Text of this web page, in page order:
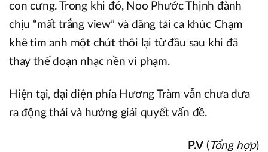
con cưng. Trong khi đó, Noo Phước Thịnh đành
chịu “mất trắng view” và đăng tải ca khúc Chạm
khẽ tim anh một chút thôi lại từ đầu sau khi đã
thay thế đoạn nhạc nền vi phạm.
Hiện tại, đại diện phía Hương Tràm vẫn chưa đưa
ra động thái và hướng giải quyết vấn đề.
P.V ( Tổng hợp)